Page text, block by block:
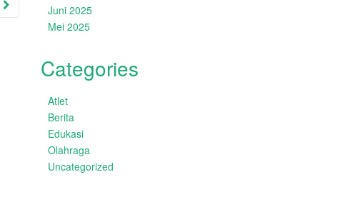
Juni 2025
Mei 2025
Categories
Atlet
Berita
Edukasi
Olahraga
Uncategorized